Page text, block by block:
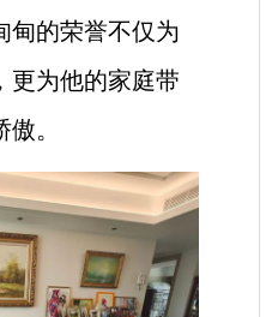
甸的荣誉不仅为
更为他的家庭带
。